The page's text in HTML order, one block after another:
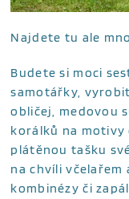
Najdete tu ale
Budete si moci
samotářky,
obličej, medovou
korálků na motivy
plátěnou tašku
na chvíli včelařem
kombinézy či